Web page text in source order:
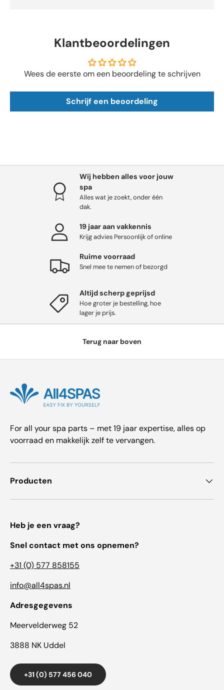
Klantbeoordelingen
Wees de eerste om een beoordeling te schrijven
Schrijf een beoordeling
Wij hebben alles voor jouw
spa
Alles wat je zoekt, onder één
dak.
19 jaar aan vakkennis
Krijg advies Persoonlijk of online
Ruime voorraad
Snel mee te nemen of bezorgd
Altijd scherp geprijsd
Hoe groter je bestelling, hoe
lager je prijs.
Terug naar boven
For all your spa parts – met 19 jaar expertise, alles op
voorraad en makkelijk zelf te vervangen.
Producten
Heb je een vraag?
Snel contact met ons opnemen?
+31 (0) 577 858155
info@all4spas.nl
Adresgegevens
Meervelderweg 52
3888 NK Uddel
+31 (0) 577 456 040